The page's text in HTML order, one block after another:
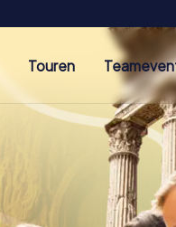
Touren